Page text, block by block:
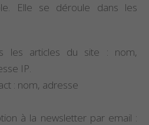
Elle se déroule dans les
les articles du site : nom,
IP.
: nom, adresse
à la newsletter par email :